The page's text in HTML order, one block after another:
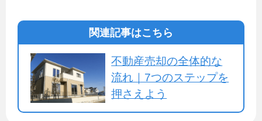
関連記事はこちら
不動産売却の全体的な
流れ｜7つのステップを
押さえよう